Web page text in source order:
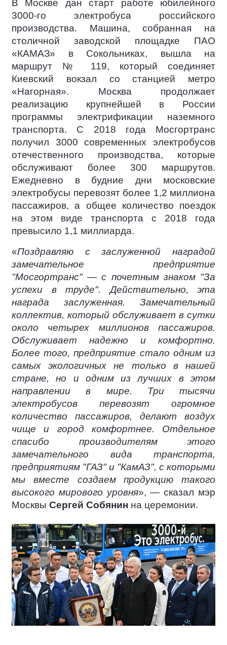
В Москве дан старт работе юбилейного
3000-го электробуса российского
производства. Машина, собранная на
столичной заводской площадке ПАО
«КАМАЗ» в Сокольниках, вышла на
маршрут № 119, который соединяет
Киевский вокзал со станцией метро
«Нагорная». Москва продолжает
реализацию крупнейшей в России
программы электрификации наземного
транспорта. С 2018 года Мосгортранс
получил 3000 современных электробусов
отечественного производства, которые
обслуживают более 300 маршрутов.
Ежедневно в будние дни московские
электробусы перевозят более 1,2 миллиона
пассажиров, а общее количество поездок
на этом виде транспорта с 2018 года
превысило 1,1 миллиарда.
«Поздравляю с заслуженной наградой
замечательное предприятие
"Мосгортранс" — с почетным знаком "За
успехи в труде". Действительно, эта
награда заслуженная. Замечательный
коллектив, который обслуживает в сутки
около четырех миллионов пассажиров.
Обслуживает надежно и комфортно.
Более того, предприятие стало одним из
самых экологичных не только в нашей
стране, но и одним из лучших в этом
направлении в мире. Три тысячи
электробусов перевозят огромное
количество пассажиров, делают воздух
чище и город комфортнее. Отдельное
спасибо производителям этого
замечательного вида транспорта,
предприятиям "ГАЗ" и "КамАЗ", с которыми
мы вместе создаем продукцию такого
высокого мирового уровня», — сказал мэр
Москвы Сергей Собянин на церемонии.